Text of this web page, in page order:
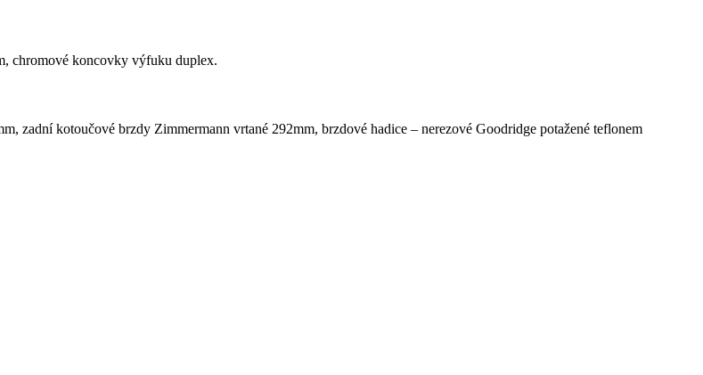
chromové koncovky výfuku duplex.
zadní kotoučové brzdy Zimmermann vrtané 292mm, brzdové hadice – nerezové Goodridge potažené teflonem